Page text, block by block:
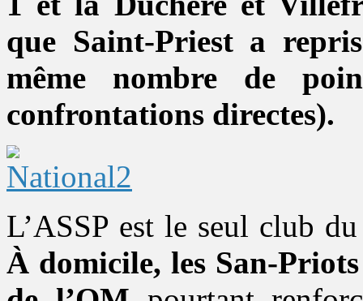
que Saint-Priest a
même nombre de
confrontations directes).
L’ASSP est le seul club
À domicile, les San-